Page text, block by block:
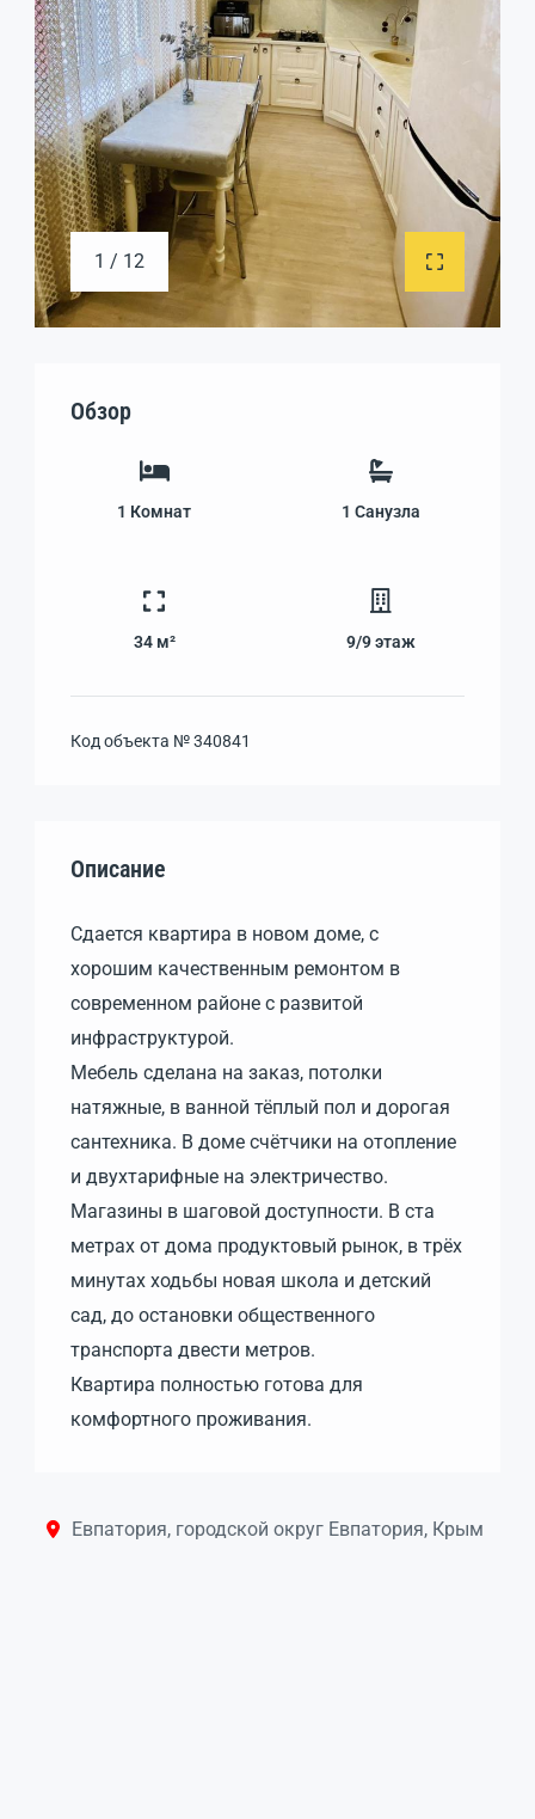
1 / 12
Обзор
1 Комнат 1 Санузла
34 м² 9/9этаж
Код объекта №340841
Описание
Сдается квартира в новом доме, с
хорошим качественным ремонтом в
современном районе с развитой
инфраструктурой.
Мебель сделана на заказ, потолки
натяжные, в ванной тёплый пол и дорогая
сантехника. В доме счётчики на отопление
и двухтарифные на электричество.
Магазины в шаговой доступности. В ста
метрах от дома продуктовый рынок, в трёх
минутах ходьбы новая школа и детский
сад, до остановки общественного
транспорта двести метров.
Квартира полностью готова для
комфортного проживания.
Евпатория, городской округ Евпатория, Крым